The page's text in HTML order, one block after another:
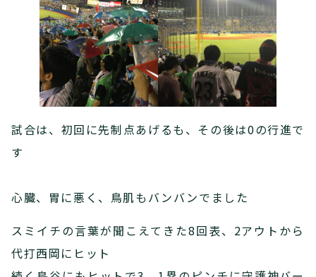
試合は、初回に先制点あげるも、その後は0の行進で
す
心臓、胃に悪く、鳥肌もバンバンでました
スミイチの言葉が聞こえてきた8回表、2アウトから
代打西岡にヒット